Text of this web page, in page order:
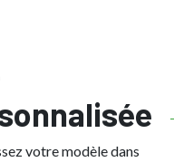
votre modèle dans